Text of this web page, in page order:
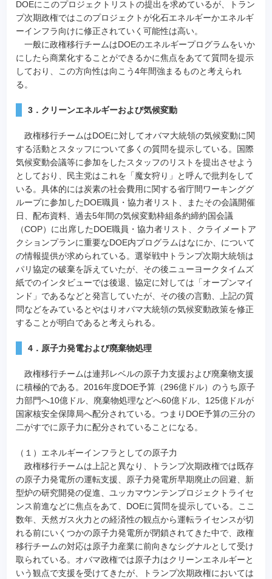
DOEにこのプロジェクトリストの提出を求めているが、トラン
プ次期政権ではこのプロジェクトが化石エネルギーかエネルギ
ーインフラ向けに修正されていく可能性は高い。
一般に政権移行チームはDOEのエネルギープログラムをいか
にしたら商業化することができるかに焦点をあてて質問を提示
しており、この方向性は向こう4年間強まるものと考えられ
る。
3．クリーンエネルギーおよび気候変動
政権移行チームはDOEに対してオバマ大統領の気候変動に関
する活動とスタッフについて多くの質問を提示している。国際
気候変動会議等に参加をしたスタッフのリストを提出させよう
としており、民主党はこれを「魔女狩り」と呼んで批判をして
いる。具体的には炭素の社会費用に関する省庁間ワーキンググ
ループに参加したDOE職員・協力者リスト、またその会議開催
日、配布資料、過去5年間の気候変動枠組条約締約国会議
（COP）に出席したDOE職員・協力者リスト、クライメートア
クションプランに重要なDOE内プログラムはなにか、について
の情報提供が求められている。選挙戦中トランプ次期大統領は
パリ協定の破棄を訴えていたが、その後ニューヨークタイムズ
紙でのインタビューでは後退、協定に対しては「オープンマイ
ンド」であるなどと発言していたが、その後の言動、上記の質
問などをみているとやはりオバマ大統領の気候変動政策を修正
することが明白であると考えられる。
4．原子力発電および廃棄物処理
政権移行チームは連邦レベルの原子力支援および廃棄物支援
に積極的である。2016年度DOE予算（296億ドル）のうち原子
力部門へ10億ドル、廃棄物処理などへ60億ドル、125億ドルが
国家核安全保障局へ配分されている。つまりDOE予算の三分の
二がすでに原子力に配分されていることになる。
（１）エネルギーインフラとしての原子力
政権移行チームは上記と異なり、トランプ次期政権では既存
の原子力発電所の運転支援、原子力発電所早期廃止の回避、新
型炉の研究開発の促進、ユッカマウンテンプロジェクトライセ
ンス前進などに焦点をあて、DOEに質問を提示している。ここ
数年、天然ガス火力との経済性の観点から運転ライセンスが切
れる前にいくつかの原子力発電所が閉鎖されてきた中で、政権
移行チームの対応は原子力産業に前向きなシグナルとして受け
取られている。オバマ政権では原子力はクリーンエネルギーと
いう観点で支援を受けてきたが、トランプ次期政権においては